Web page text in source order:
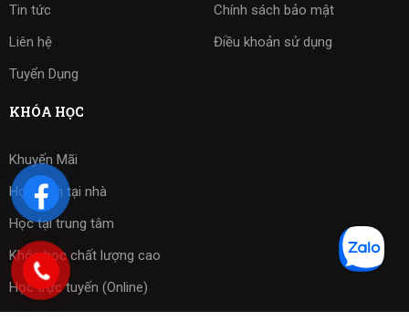
Tin tức
Liên hệ
Tuyển Dụng
Chính sách bảo mật
Điều khoản sử dụng
KHÓA HỌC
Khuyến Mãi
Học kèm tại nhà
Học tại trung tâm
Khóa học chất lượng cao
Học trực tuyến (Online)